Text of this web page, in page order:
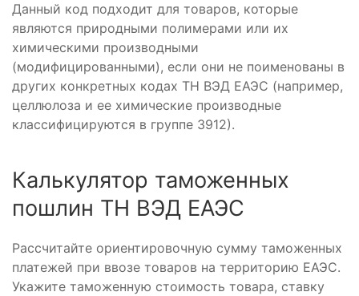
Данный код подходит для товаров, которые
являются природными полимерами или их
химическими производными
(модифицированными), если они не поименованы в
других конкретных кодах ТН ВЭД ЕАЭС (например,
целлюлоза и ее химические производные
классифицируются в группе 3912).
Калькулятор таможенных
пошлин ТН ВЭД ЕАЭС
Рассчитайте ориентировочную сумму таможенных
платежей при ввозе товаров на территорию ЕАЭС.
Укажите таможенную стоимость товара, ставку